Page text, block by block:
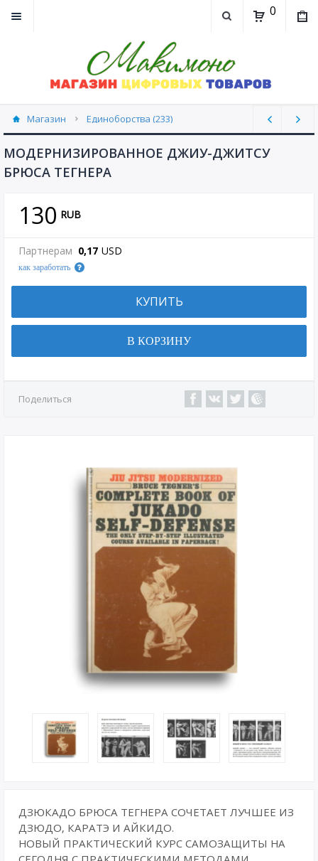
0
Магазин Единоборства (233)
МОДЕРНИЗИРОВАННОЕ ДЖИУ-ДЖИТСУ
БРЮСА ТЕГНЕРА
130 RUB
Партнерам 0,17 USD
как заработать
КУПИТЬ
В КОРЗИНУ
Поделиться
ДЗЮКАДО БРЮСА ТЕГНЕРА СОЧЕТАЕТ ЛУЧШЕЕ ИЗ
ДЗЮДО, КАРАТЭ И АЙКИДО.
НОВЫЙ ПРАКТИЧЕСКИЙ КУРС САМОЗАЩИТЫ НА